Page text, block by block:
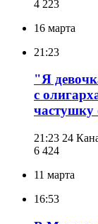
4 223
16 марта
21:23
"Я
с
частушку
21:23 24
6 424
11 марта
16:53